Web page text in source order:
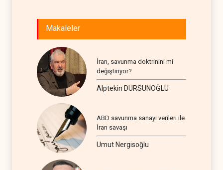
Makaleler
İran, savunma doktrinini mi
değiştiriyor?
Alptekin DURSUNOĞLU
ABD savunma sanayi verileri ile
İran savaşı
Umut Nergisoğlu